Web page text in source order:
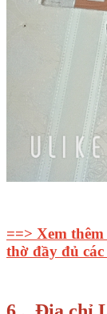
==> Xem
thờ đầy đủ